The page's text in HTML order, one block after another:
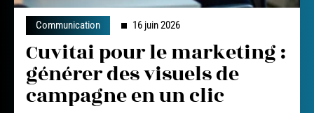
Communication 16 juin 2026
Cuvitai pour le marketing :
générer des visuels de
campagne en un clic